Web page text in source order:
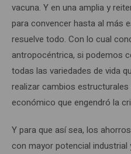
vacuna. Y en una amplia y
para convencer hasta al más
resuelve todo. Con lo cual
antropocéntrica, si podemos
todas las variedades de vida
realizar cambios
económico que engendró la
Y para que así sea, los
con mayor potencial